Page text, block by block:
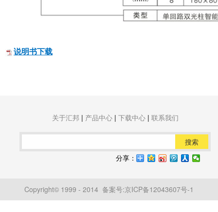
说明书下载
关于汇邦 | 产品中心| 下载中心| 联系我们
搜索
分享：
Copyright© 1999 - 2014 备案号:京ICP备12043607号-1